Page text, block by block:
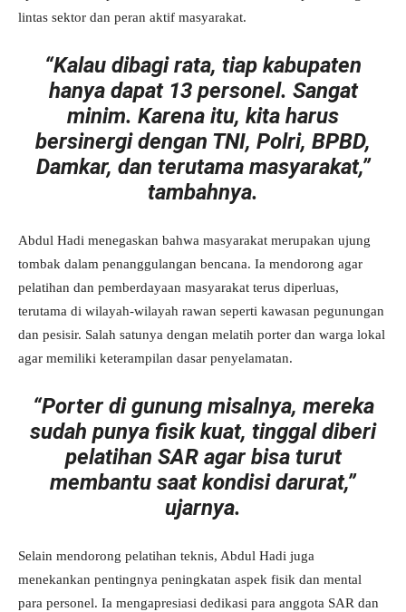
lintas sektor dan peran aktif masyarakat.
“Kalau dibagi rata, tiap kabupaten
hanya dapat 13 personel. Sangat
minim. Karena itu, kita harus
bersinergi dengan TNI, Polri, BPBD,
Damkar, dan terutama masyarakat,”
tambahnya.
Abdul Hadi menegaskan bahwa masyarakat merupakan ujung
tombak dalam penanggulangan bencana. Ia mendorong agar
pelatihan dan pemberdayaan masyarakat terus diperluas,
terutama di wilayah-wilayah rawan seperti kawasan pegunungan
dan pesisir. Salah satunya dengan melatih porter dan warga lokal
agar memiliki keterampilan dasar penyelamatan.
“Porter di gunung misalnya, mereka
sudah punya fisik kuat, tinggal diberi
pelatihan SAR agar bisa turut
membantu saat kondisi darurat,”
ujarnya.
Selain mendorong pelatihan teknis, Abdul Hadi juga
menekankan pentingnya peningkatan aspek fisik dan mental
para personel. Ia mengapresiasi dedikasi para anggota SAR dan